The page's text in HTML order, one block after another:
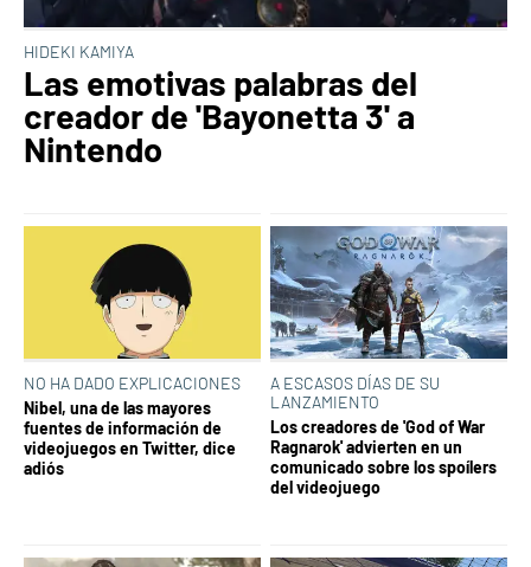
HIDEKI KAMIYA
Las emotivas palabras del
creador de 'Bayonetta 3' a
Nintendo
NO HA DADO EXPLICACIONES
Nibel, una de las mayores
fuentes de información de
videojuegos en Twitter, dice
adiós
A ESCASOS DÍAS DE SU
LANZAMIENTO
Los creadores de 'God of War
Ragnarok' advierten en un
comunicado sobre los spoílers
del videojuego